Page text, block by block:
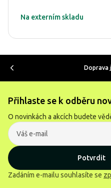
Na externím skladu
Doprava
Přihlaste se k odběru
O novinkách a akcích budete
Potvrdit
Zadáním e-mailu souhlasíte se